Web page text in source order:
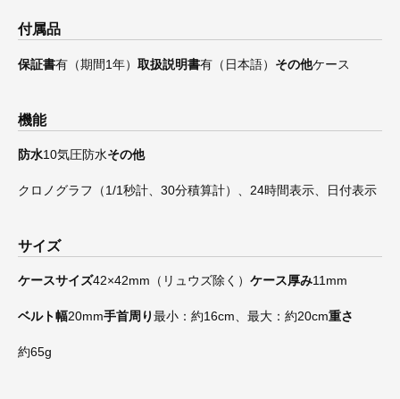
付属品
保証書有（期間1年） 取扱説明書有（日本語） その他ケース
機能
防水10気圧防水その他
クロノグラフ（1/1秒計、30分積算計）、24時間表示、日付表示
サイズ
ケースサイズ42×42mm（リュウズ除く） ケース厚み11mm
ベルト幅20mm手首周り最小：約16cm、最大：約20cm重さ
約65g